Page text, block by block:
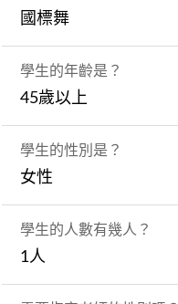
國標舞
學生的年齡是？
45歲以上
學生的性別是？
女性
學生的人數有幾人？
1人